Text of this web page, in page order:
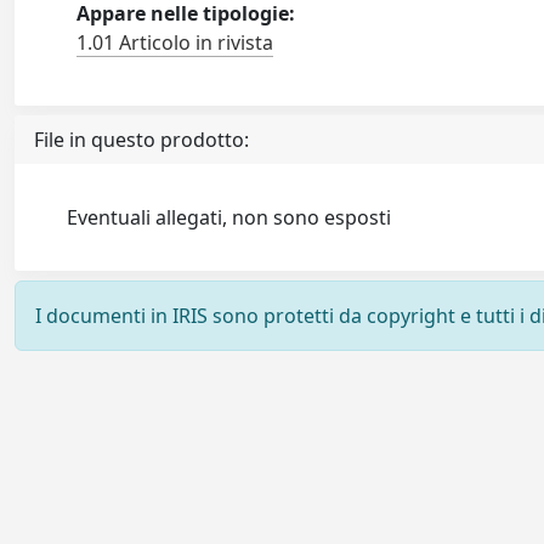
Appare nelle tipologie:
1.01 Articolo in rivista
File in questo prodotto:
Eventuali allegati, non sono esposti
I documenti in IRIS sono protetti da copyright e tutti i